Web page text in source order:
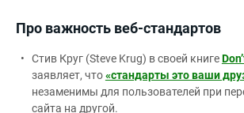
Про важность веб-стандартов
Стив Круг (Steve Krug) в своей книге
заявляет, что«стандарты это ваши
незаменимы для пользователей при
сайта на другой.